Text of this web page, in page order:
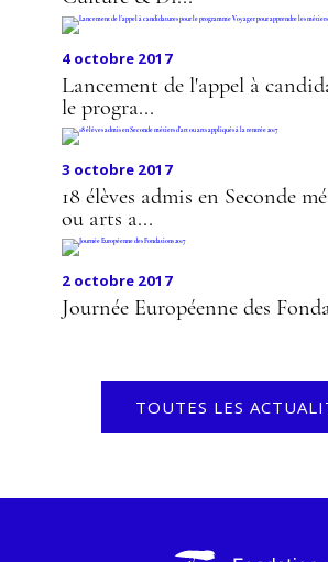
4 octobre 2017
Lancement de l'appel à
le progra...
3 octobre 2017
18 élèves admis en Seconde
ou arts a...
2 octobre 2017
Journée Européenne des
TOUTES LES